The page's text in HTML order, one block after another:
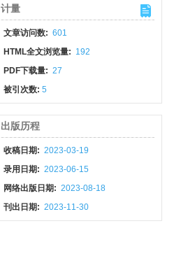
计量
文章访问数: 601
HTML全文浏览量: 192
PDF下载量: 27
被引次数:5
出版历程
收稿日期: 2023-03-19
录用日期: 2023-06-15
网络出版日期: 2023-08-18
刊出日期: 2023-11-30